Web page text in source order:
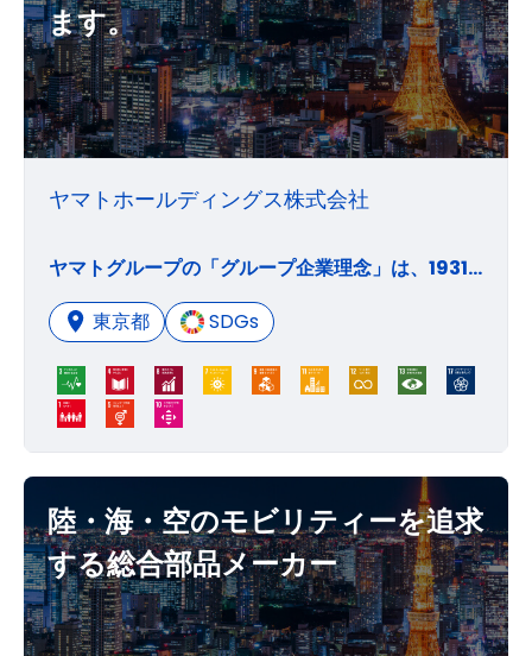
ます。
ヤマトホールディングス株式会社
ヤマトグループの「グループ企業理念」は、1931年（昭和6年）に制定された「社訓」を原点とし、「経営理念」「企業姿勢」「社員行動指針」という3つの柱で構成されています。それぞれ明文化されている内容は、以下の通りです。 （1）「経営理念」には、ヤマトグループが事業を営んでいく目的や、企業としてのめざすべき方向。 （2）「企業姿勢」には、ヤマトグループが社会に対して約束し、常に実行していくこと。 （3）「社員行動指針」には、ヤマトグループの社員が企業理念に基づいて日々の行動の中でとるべき、社員としての考え方やあるべき姿。 ヤマトグループは、グループの社員全員でこの企業理念を共有し、「持続可能な社会の発展に貢献する企業」、「働く社員がいつまでも誇りと思える企業」、そして「社会から信頼される企業」であり続けます。
東京都
SDGs
陸・海・空のモビリティーを追求
する総合部品メーカー